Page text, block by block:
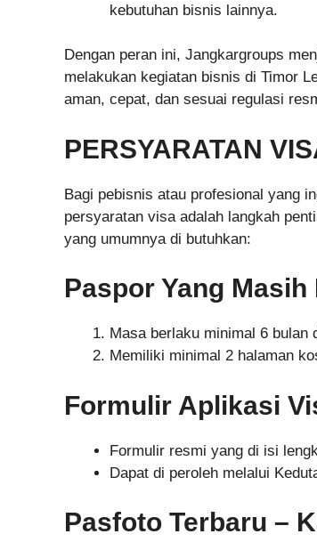
kebutuhan bisnis lainnya.
Dengan peran ini, Jangkargroups
melakukan kegiatan bisnis di Timor
aman, cepat, dan sesuai regulasi
PERSYARATAN
Bagi pebisnis atau profesional yang
persyaratan visa adalah langkah
yang umumnya di butuhkan:
Paspor Yang
Masa berlaku minimal 6 bulan
Memiliki minimal 2 halaman
Formulir Aplikasi
Formulir resmi yang di isi
Dapat di peroleh melalui
Pasfoto Terbaru –